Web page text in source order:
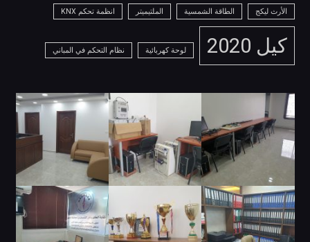
الأرث ليكج الطاقة الشمسية الملتيميتر انظمة تحكم KNX
كيل 2020 لوحة كهربائية نظام التحكم في المباني